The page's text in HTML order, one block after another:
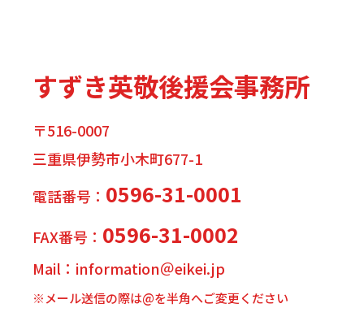
すずき英敬後援会事務所
〒516-0007
三重県伊勢市小木町677-1
電話番号： 0596-31-0001
FAX番号： 0596-31-0002
Mail：information＠eikei.jp
※メール送信の際は@を半角へご変更ください